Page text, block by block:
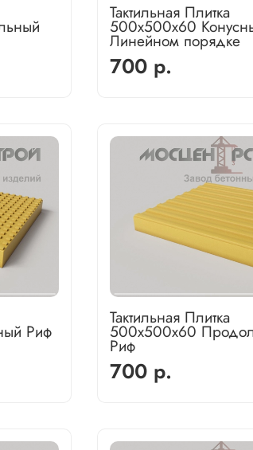
Тактильная Плитка
500х500х60
Линейном порядке
700 р.
Риф
Тактильная Плитка
500х500х60
Риф
700 р.